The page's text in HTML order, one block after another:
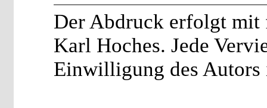
Der Abdruck erfolgt mit
Karl Hoches. Jede
Einwilligung des Autors